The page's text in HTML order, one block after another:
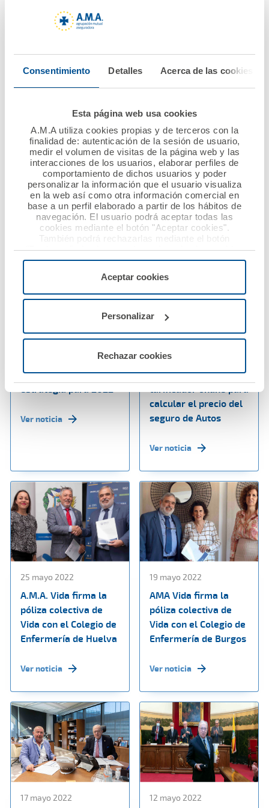
Consentimiento Detalles Acerca de las cookies
Esta página web usa cookies
A.M.A utiliza cookies propias y de terceros con la
finalidad de: autenticación de la sesión de usuario,
medir el volumen de visitas de la página web y las
interacciones de los usuarios, elaborar perfiles de
comportamiento de dichos usuarios y poder
personalizar la información que el usuario visualiza
en la web así como otra información comercial en
base a un perfil elaborado a partir de los hábitos de
navegación. El usuario podrá aceptar todas las
cookies mediante el botón "Aceptar cookies".
También podrá rechazarlas mediante el botón
"Rechazar", donde se rechazarán todas las cookies
menos las necesarias para permitir el acceso a los
configurarlas usando el botón “Personalizar".
Aceptar cookies
Personalizar
Rechazar cookies
06 junio 2022
recibe la Medalla de
Oro del Colegio de
multitudinario y
cargado de afecto
Ver noticia
Administración de
A.M.A. acepta la
personales, y se
solicita por
unanimidad el regreso
del Dr. Diego Murillo a
la presidencia
Ver noticia
beneficio un 12% y
reafirma su
estrategia para 2022
Ver noticia
disposición de sus
mutualistas un nuevo
tarificador online para
calcular el precio del
seguro de Autos
Ver noticia
25 mayo 2022
A.M.A. Vida firma la
póliza colectiva de
Vida con el Colegio de
Enfermería de Huelva
Ver noticia
19 mayo 2022
AMA Vida firma la
póliza colectiva de
Vida con el Colegio de
Enfermería de Burgos
Ver noticia
17 mayo 2022 12 mayo 2022